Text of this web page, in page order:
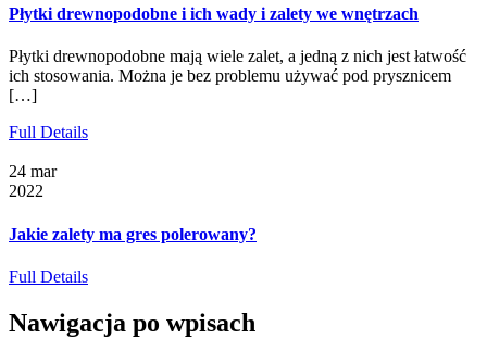
Płytki drewnopodobne i ich wady i zalety we wnętrzach
Płytki drewnopodobne mają wiele zalet, a jedną z nich jest łatwość
ich stosowania. Można je bez problemu używać pod prysznicem
[…]
Full Details
24 mar
2022
Jakie zalety ma gres polerowany?
Full Details
Nawigacja po wpisach